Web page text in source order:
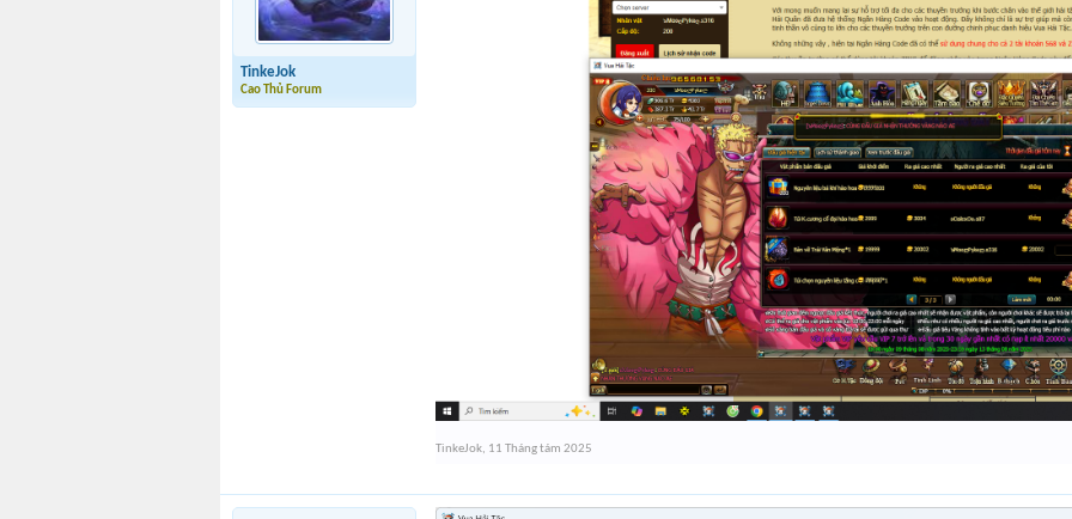
TinkeJok
Cao Thủ Forum
TinkeJok, 11 Tháng tám 2025